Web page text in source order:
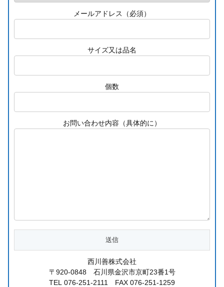
メールアドレス（必須）
サイズ又は品名
個数
お問い合わせ内容（具体的に）
西川善株式会社
〒920-0848 石川県金沢市京町23番1号
TEL 076-251-2111 FAX 076-251-1259